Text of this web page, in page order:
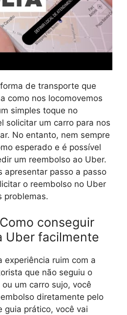
de transporte que
como nos locomovemos
simples toque no
solicitar um carro para nos
No entanto, nem sempre
esperado e é possível
um reembolso ao Uber.
apresentar passo a passo
o reembolso no Uber
problemas.
conseguir
Uber facilmente
experiência ruim com a
que não seguiu o
um carro sujo, você
diretamente pelo
guia prático, você vai